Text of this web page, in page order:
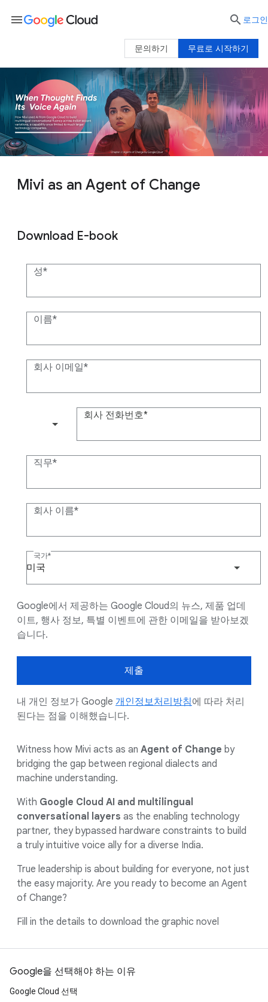
Mivi as an Agent of Change
Download E-book
성
이름
회사 이메일
회사 전화번호
직무
회사 이름
국가
미국
Google에서 제공하는 Google Cloud의 뉴스, 제품 업데
이트, 행사 정보, 특별 이벤트에 관한 이메일을 받아보겠
습니다.
제출
내 개인 정보가 Google 개인정보처리방침에 따라 처리
된다는 점을 이해했습니다.
Witness how Mivi acts as an Agent of Change by
bridging the gap between regional dialects and
machine understanding.
With Google Cloud AI and multilingual
conversational layers as the enabling technology
partner, they bypassed hardware constraints to build
a truly intuitive voice ally for a diverse India.
True leadership is about building for everyone, not just
the easy majority. Are you ready to become an Agent
of Change?
Fill in the details to download the graphic novel
menu  로그인
무료로 시작하기
문의하기
Google을 선택해야 하는 이유
Google Cloud 선택